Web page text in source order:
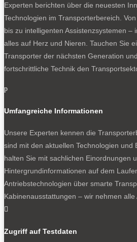
Experten berichten über die neuesten
Technologien im Transporterbereich.
bis zu intelligenten Assistenzsystemen –
alles auf Herz und Nieren. Tauchen Sie
Transporter der nächsten Generation
fortschrittliche Technik den
p
Umfangreiche Informationen
Unsere Experten kennen die
sind mit den aktuellen Technologien und
halten Sie mit sachlichen Einordnungen
Hintergrundinformationen auf dem
Antriebstechnologien über smarte
Kabinenausstattungen – wir nehmen alle

Zugriff auf Testdaten